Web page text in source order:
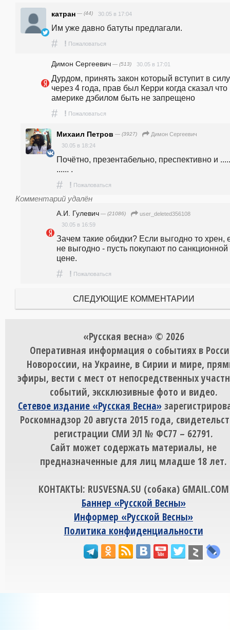
катран — (44) 30.05 в 17:04
Им уже давно батуты предлагали.
# ! Пожаловаться
Димон Сергеевич — (513) 30.05 в 17:01
Дурдом, принять закон который вступит в силу
через 4 года, прав был Керри когда сказал что
америке дэбилом быть не запрещено
# ! Пожаловаться
Михаил Петров — (3927)
Димон Сергеевич
30.05 в 18:24
Почётно, презентабельно, преспективно и
# ! Пожаловаться
Комментарий удалён
А.И. Гулевич — (21086)
user_deleted356108
30.05 в 16:59
Зачем такие обидки? Если выгодно то хрен,
не выгодно - пусть покупают по санкционной
# ! Пожаловаться
СЛЕДУЮЩИЕ КОММЕНТАРИИ
«Русская весна» © 2026
Оперативная информация о событиях в
Новороссии, на Украине, в Сирии и мире,
эфиры, вести с мест от непосредственных
событий, эксклюзивные фото и видео.
Сетевое издание «Русская Весна»
Роскомнадзор 20 августа 2015 года,
регистрации СМИ ЭЛ № ФС77 – 62791.
Сайт может содержать материалы, не
предназначенные для лиц младше 18 лет.
КОНТАКТЫ: RUSVESNA.SU (собака) GMAIL.COM
Баннер «Русской Весны»
Информер «Русской Весны»
Политика конфиденциальности